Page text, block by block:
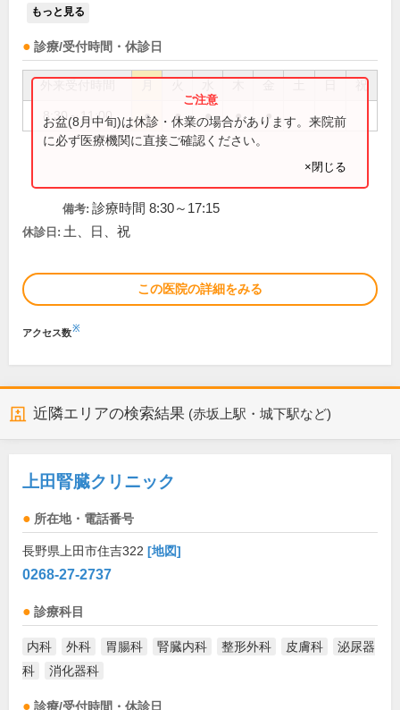
もっと見る
診療/受付時間・休診日
祝
8:30～11:00 ● ● ● ● ●
お盆(8月中旬)は休診・休業の場合があります。来院前
に必ず医療機関に直接ご確認ください。
×閉じる
備考: 診療時間 8:30～17:15
休診日: 土、日、祝
この医院の詳細をみる
アクセス数※
近隣エリアの検索結果 (赤坂上駅・城下駅など)
上田腎臓クリニック
所在地・電話番号
長野県上田市住吉322 [地図]
0268-27-2737
診療科目
内科 外科 胃腸科 腎臓内科 整形外科 皮膚科
泌尿器
科
消化器科
診療/受付時間・休診日